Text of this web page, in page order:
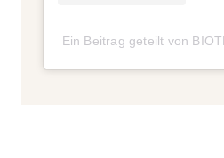
Ein Beitrag geteilt von